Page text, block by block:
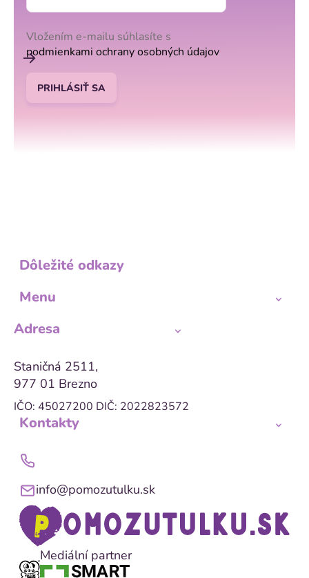
Vložením e-mailu súhlasíte s
podmienkami ochrany osobných údajov
PRIHLÁSIŤ SA
Dôležité odkazy
Menu
Adresa
Staničná 2511,
977 01 Brezno
IČO: 45027200 DIČ: 2022823572
Kontakty
info@pomozutulku.sk
Mediální partner